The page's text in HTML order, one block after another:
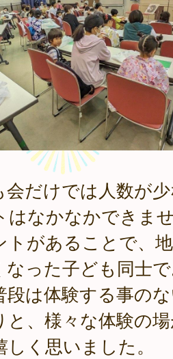
だけでは人数が
はなかなかできま
トがあることで、
なった子ども同士
は体験する事の
と、様々な体験の
く思いました。